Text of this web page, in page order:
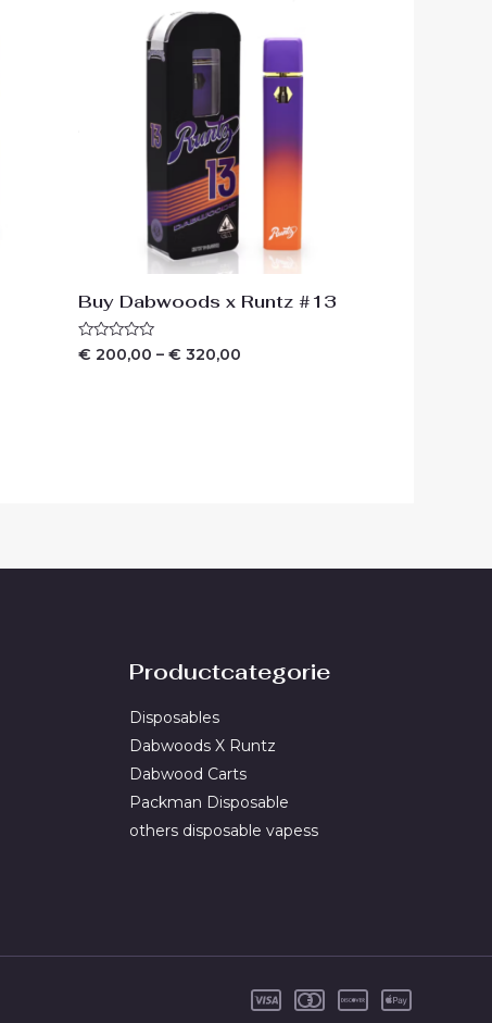
Buy Dabwoods x Runtz #13
Waardering
0
€ 200,00 – € 320,00
Productcategorie
Disposables
Dabwoods X Runtz
Dabwood Carts
Packman Disposable
others disposable vapess